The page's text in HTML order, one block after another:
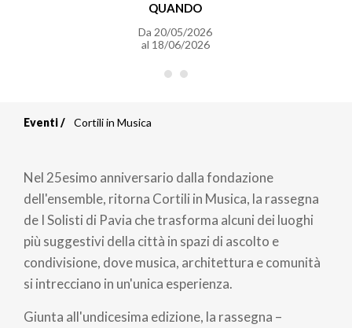
QUANDO
Da 20/05/2026
al 18/06/2026
di
pane
Eventi Cortili in Musica
Nel 25esimo anniversario dalla fondazione
dell'ensemble, ritorna Cortili in Musica, la rassegna
de I Solisti di Pavia che trasforma alcuni dei luoghi
più suggestivi della città in spazi di ascolto e
condivisione, dove musica, architettura e comunità
si intrecciano in un'unica esperienza.
Giunta all'undicesima edizione, la rassegna –